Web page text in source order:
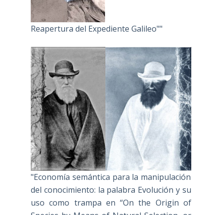
Reapertura del Expediente Galileo""
"Economía semántica para la manipulación
del conocimiento: la palabra Evolución y su
uso como trampa en “On the Origin of